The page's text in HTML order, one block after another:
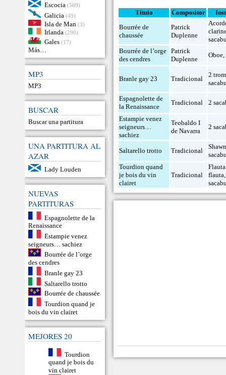
Escocia (569)
Galicia (49)
Isla de Man (3)
Irlanda (290)
Gales (17)
Más…
MP3
MP3
BUSCAR
Buscar una partitura
UNA PARTITURA AL
AZAR
Lady Louden
NUEVAS
PARTITURAS
Espagnolette de la
Renaissance
Estampie venez
seigneurs… sachiez
Bourrée de l’orge
des cendres
Branle gay 23
Saltarello trotto
Bourrée de chaussée
Tourdion quand je
bois du vin clairet
MEJORES 20
Tourdion
quand je bois du
vin clairet
Título Compositor
Bourrée de
chaussée
Patrick
Duplenne
Bourrée de l’orge
des cendres
Patrick
Duplenne
Oboe,
Branle gay 23 Tradicional
2
Espagnolette de
la Renaissance
Tradicional 2
Estampie venez
seigneurs…
sachiez
Teobaldo I
de Navarra
2
Saltarello trotto Tradicional
Tourdion quand
je bois du vin
clairet
Tradicional
flauta